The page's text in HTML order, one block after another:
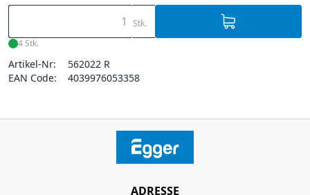
Stk.
4 Stk.
Artikel-Nr:
562022 R
EAN Code:
4039976053358
ADRESSE